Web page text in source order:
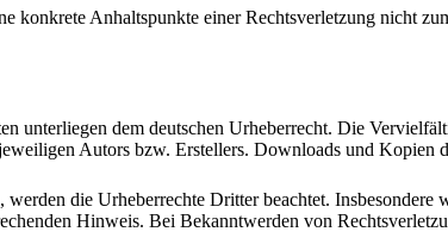
konkrete Anhaltspunkte einer Rechtsverletzung nicht
unterliegen dem deutschen Urheberrecht. Die
Autors bzw. Erstellers. Downloads und Kopien
die Urheberrechte Dritter beachtet.
Hinweis. Bei Bekanntwerden von